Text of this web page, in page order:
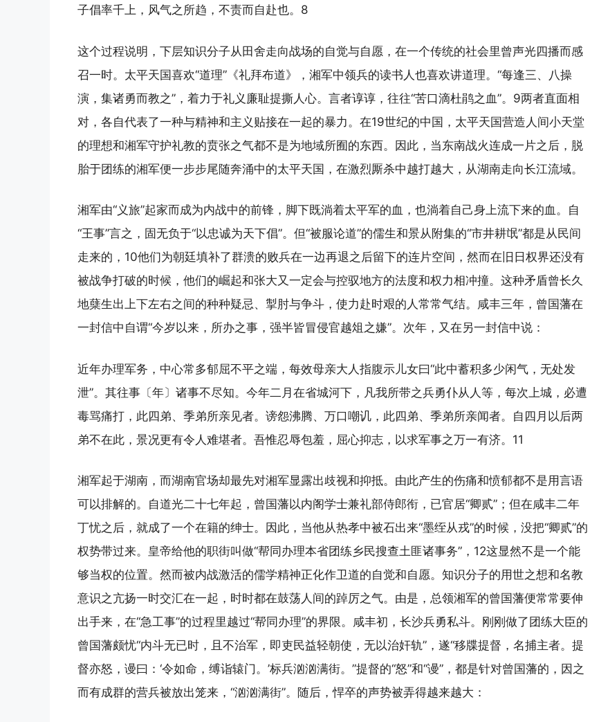
子倡率千上，风气之所趋，不责而自赴也。8
这个过程说明，下层知识分子从田舍走向战场的自觉与自愿，在一个传统的社会里曾声光四播而感
召一时。太平天国喜欢“道理”《礼拜布道》，湘军中领兵的读书人也喜欢讲道理。“每逢三、八操
演，集诸勇而教之”，着力于礼义廉耻提撕人心。言者谆谆，往往“苦口滴杜鹃之血”。9两者直面相
对，各自代表了一种与精神和主义贴接在一起的暴力。在19世纪的中国，太平天国营造人间小天堂
的理想和湘军守护礼教的贲张之气都不是为地域所囿的东西。因此，当东南战火连成一片之后，脱
胎于团练的湘军便一步步尾随奔涌中的太平天国，在激烈厮杀中越打越大，从湖南走向长江流域。
湘军由“义旅”起家而成为内战中的前锋，脚下既淌着太平军的血，也淌着自己身上流下来的血。自
“王事”言之，固无负于“以忠诚为天下倡”。但“被服论道”的儒生和景从附集的“市井耕氓”都是从民间
走来的，10他们为朝廷填补了群溃的败兵在一边再退之后留下的连片空间，然而在旧日权界还没有
被战争打破的时候，他们的崛起和张大又一定会与控驭地方的法度和权力相冲撞。这种矛盾曾长久
地蘖生出上下左右之间的种种疑忌、掣肘与争斗，使力赴时艰的人常常气结。咸丰三年，曾国藩在
一封信中自谓“今岁以来，所办之事，强半皆冒侵官越俎之嫌”。次年，又在另一封信中说：
近年办理军务，中心常多郁屈不平之端，每效母亲大人指腹示儿女曰“此中蓄积多少闲气，无处发
泄”。其往事〔年〕诸事不尽知。今年二月在省城河下，凡我所带之兵勇仆从人等，每次上城，必遭
毒骂痛打，此四弟、季弟所亲见者。谤怨沸腾、万口嘲讥，此四弟、季弟所亲闻者。自四月以后两
弟不在此，景况更有令人难堪者。吾惟忍辱包羞，屈心抑志，以求军事之万一有济。11
湘军起于湖南，而湖南官场却最先对湘军显露出歧视和抑抵。由此产生的伤痛和愤郁都不是用言语
可以排解的。自道光二十七年起，曾国藩以内阁学士兼礼部侍郎衔，已官居“卿贰”；但在咸丰二年
丁忧之后，就成了一个在籍的绅士。因此，当他从热孝中被石出来“墨绖从戎”的时候，没把“卿贰”的
权势带过来。皇帝给他的职街叫做“帮同办理本省团练乡民搜查土匪诸事务”，12这显然不是一个能
够当权的位置。然而被内战激活的儒学精神正化作卫道的自觉和自愿。知识分子的用世之想和名教
意识之亢扬一时交汇在一起，时时都在鼓荡人间的踔厉之气。由是，总领湘军的曾国藩便常常要伸
出手来，在“急工事”的过程里越过“帮同办理”的界限。咸丰初，长沙兵勇私斗。刚刚做了团练大臣的
曾国藩颇忧“内斗无已时，且不治军，即吏民益轻朝使，无以治奸轨”，遂“移牒提督，名捕主者。提
督亦怒，谩曰：‘令如命，缚诣辕门。’标兵汹汹满街。”提督的“怒”和“谩”，都是针对曾国藩的，因之
而有成群的营兵被放出笼来，“汹汹满街”。随后，悍卒的声势被弄得越来越大：